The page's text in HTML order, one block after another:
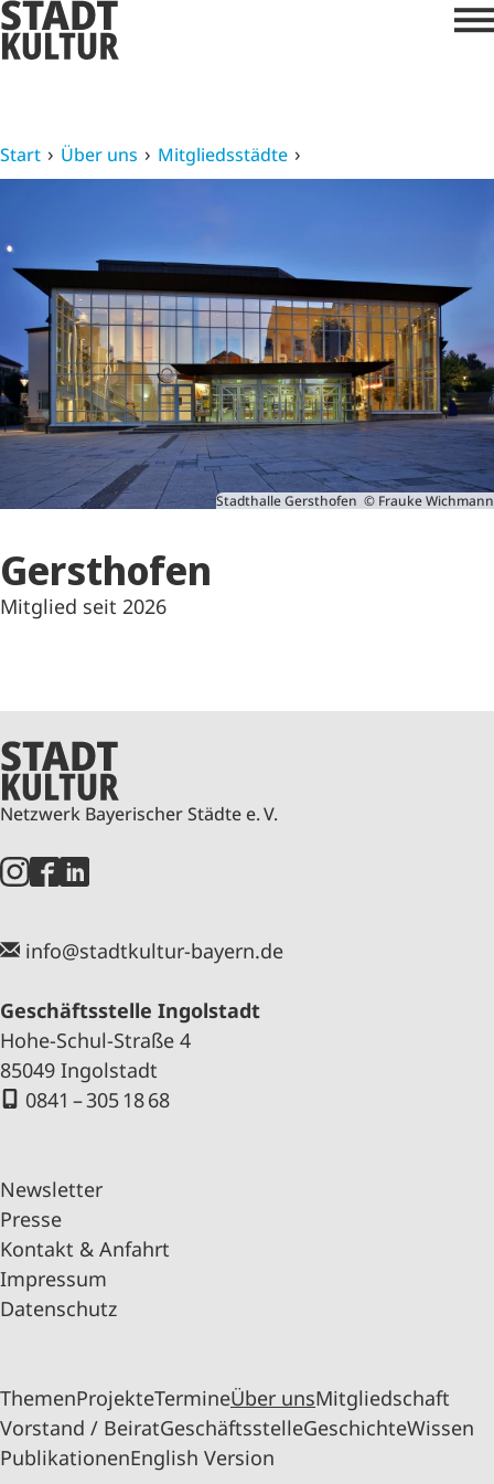
Start Über uns Mitgliedsstädte
Stadthalle Gersthofen © Frauke Wichmann
Gersthofen
Mitglied seit 2026
Netzwerk Bayerischer Städte e. V.
info@stadtkultur-bayern.de
Geschäftsstelle Ingolstadt
Hohe-Schul-Straße 4
85049 Ingolstadt
0841 – 305 18 68
Newsletter
Presse
Kontakt & Anfahrt
Impressum
Datenschutz
ThemenProjekteTermineÜber unsMitgliedschaft
Vorstand / BeiratGeschäftsstelleGeschichteWissen
PublikationenEnglish Version